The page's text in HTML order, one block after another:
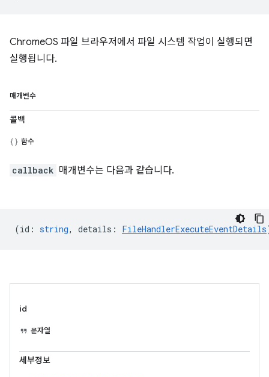
ChromeOS 파일 브라우저에서 파일 시스템 작업이 실행되면
실행됩니다.
매개변수
콜백
함수
callback 매개변수는 다음과 같습니다.
(id : string, details : FileHandlerExecuteEventDetails
id
문자열
세부정보